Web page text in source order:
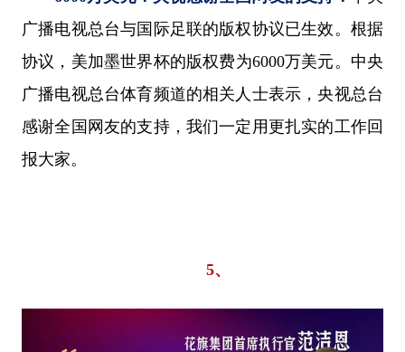
广播电视总台与国际足联的版权协议已生效。根据
协议，美加墨世界杯的版权费为6000万美元。中央
广播电视总台体育频道的相关人士表示，央视总台
感谢全国网友的支持，我们一定用更扎实的工作回
报大家。
5、